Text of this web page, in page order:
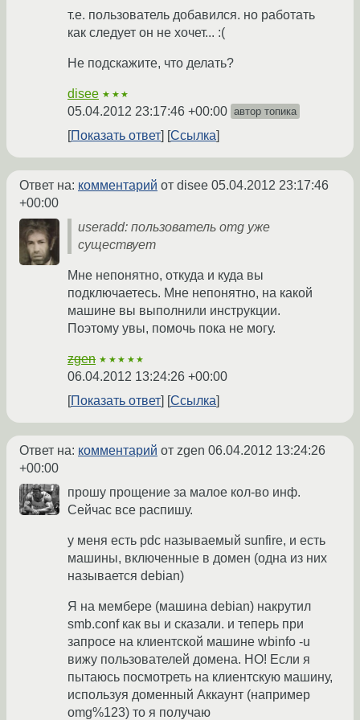
т.е. пользователь добавился. но работать
как следует он не хочет... :(
Не подскажите, что делать?
disee ★★★
05.04.2012 23:17:46 +00:00 автор топика
Показать ответ Ссылка
Ответ на: комментарий от disee 05.04.2012 23:17:46
+00:00
useradd: пользователь omg уже
существует
Мне непонятно, откуда и куда вы
подключаетесь. Мне непонятно, на какой
машине вы выполнили инструкции.
Поэтому увы, помочь пока не могу.
zgen ★★★★★
06.04.2012 13:24:26 +00:00
Показать ответ
Ссылка
Ответ на: комментарий от zgen 06.04.2012 13:24:26
+00:00
прошу прощение за малое кол-во инф.
Сейчас все распишу.
у меня есть pdc называемый sunfire, и есть
машины, включенные в домен (одна из них
называется debian)
Я на мембере (машина debian) накрутил
smb.conf как вы и сказали. и теперь при
запросе на клиентской машине wbinfo -u
вижу пользователей домена. НО! Если я
пытаюсь посмотреть на клиентскую машину,
используя доменный Аккаунт (например
omg%123) то я получаю